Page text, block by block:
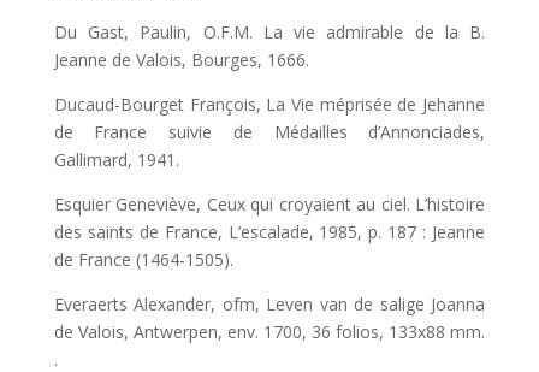
Du Gast, Paulin, O.F.M. La vie admirable de la B.
Jeanne de Valois, Bourges, 1666.
Ducaud-Bourget François, La Vie méprisée de Jehanne
de France suivie de Médailles d’Annonciades,
Gallimard, 1941.
Esquier Geneviève, Ceux qui croyaient au ciel. L’histoire
des saints de France, L’escalade, 1985, p. 187 : Jeanne
de France (1464-1505).
Everaerts Alexander, ofm, Leven van de salige Joanna
de Valois, Antwerpen, env. 1700, 36 folios, 133x88 mm.
.